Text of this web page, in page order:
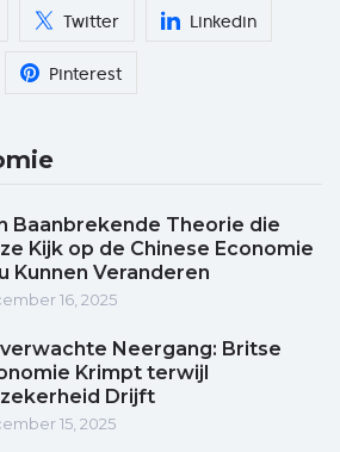
Twitter Linkedin
Pinterest
Baanbrekende Theorie die
Kijk op de Chinese Economie
Kunnen Veranderen
16, 2025
Neergang: Britse
Krimpt terwijl
Drijft
15, 2025